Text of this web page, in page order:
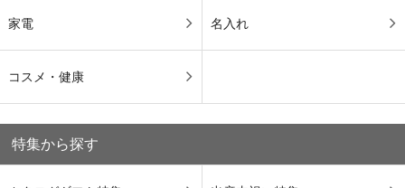
家電 名入れ
コスメ・健康
特集から探す